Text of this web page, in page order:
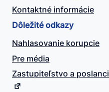
Kontaktné informácie
Dôležité odkazy
Nahlasovanie korupcie
Pre média
Zastupiteľstvo a poslanci